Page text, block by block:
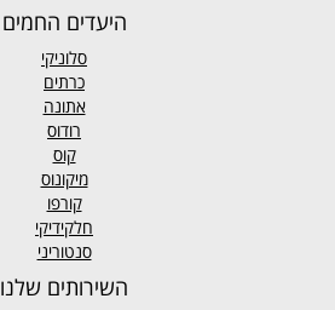
היעדים החמים
סלוניקי
כרתים
אתונה
רודוס
קוס
מיקונוס
קורפו
חלקידיקי
סנטוריני
השירותים שלנו